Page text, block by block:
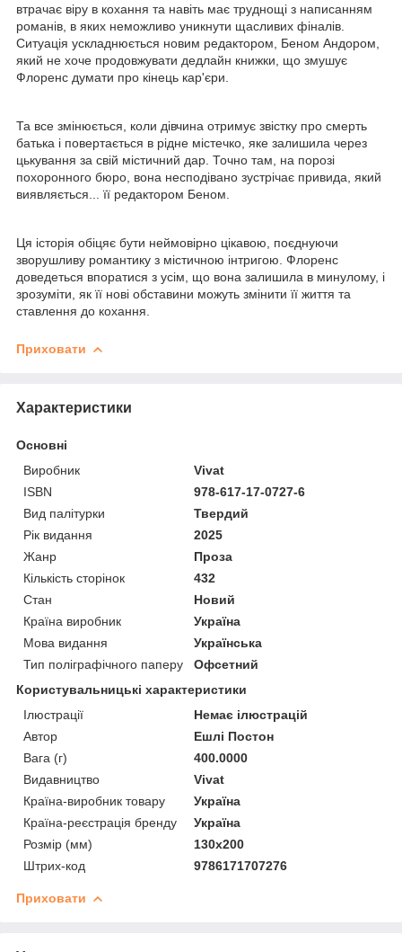
втрачає віру в кохання та навіть має труднощі з написанням
романів, в яких неможливо уникнути щасливих фіналів.
Ситуація ускладнюється новим редактором, Беном Андором,
який не хоче продовжувати дедлайн книжки, що змушує
Флоренс думати про кінець кар'єри.
Та все змінюється, коли дівчина отримує звістку про смерть
батька і повертається в рідне містечко, яке залишила через
цькування за свій містичний дар. Точно там, на порозі
похоронного бюро, вона несподівано зустрічає привида, який
виявляється... її редактором Беном.
Ця історія обіцяє бути неймовірно цікавою, поєднуючи
зворушливу романтику з містичною інтригою. Флоренс
доведеться впоратися з усім, що вона залишила в минулому, і
зрозуміти, як її нові обставини можуть змінити її життя та
ставлення до кохання.
Приховати
Характеристики
Основні
Виробник
Vivat
ISBN
978-617-17-0727-6
Вид палітурки
Твердий
Рік видання
2025
Жанр
Проза
Кількість сторінок
432
Стан
Новий
Країна виробник
Україна
Мова видання
Українська
Тип поліграфічного паперу
Офсетний
Користувальницькі характеристики
Ілюстрації
Немає ілюстрацій
Автор
Ешлі Постон
Вага (г)
400.0000
Видавництво
Vivat
Країна-виробник товару
Україна
Країна-реєстрація бренду
Україна
Розмір (мм)
130х200
Штрих-код
9786171707276
Приховати